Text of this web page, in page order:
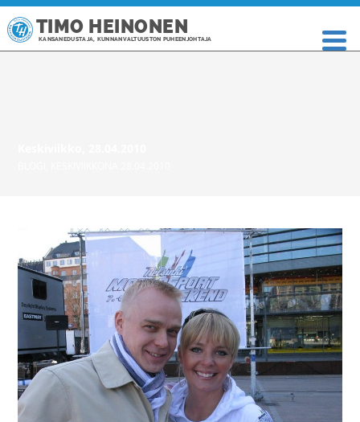
TIMO HEINONEN
KANSANEDUSTAJA, KUNNANVALTUUSTON PUHEENJOHTAJA